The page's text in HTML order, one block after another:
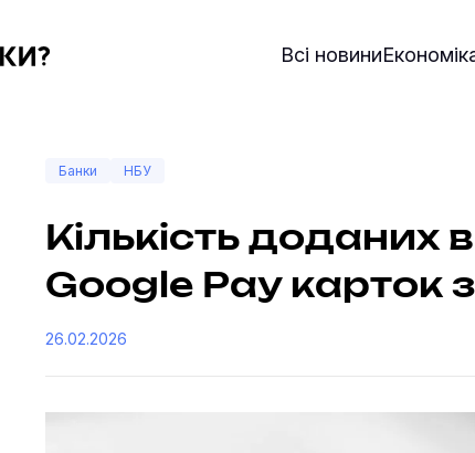
суспільні дані Всі новини
Банки НБУ
Кількість доданих
Google Pay карток
26.02.2026